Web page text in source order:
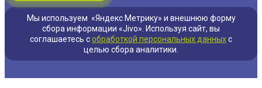
Мы используем «Яндекс Метрику» и внешнюю форму
сбора информации «Jivo». Используя сайт, вы
соглашаетесь с обработкой персональных данныхс
целью сбора аналитики.